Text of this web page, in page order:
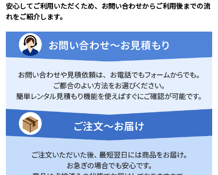
安心してご利用いただくため、お問い合わせからご利用後までの流
れをご紹介します。